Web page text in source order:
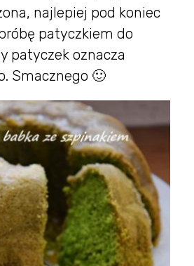
najlepiej pod koniec
patyczkiem do
patyczek oznacza
Smacznego 🙂